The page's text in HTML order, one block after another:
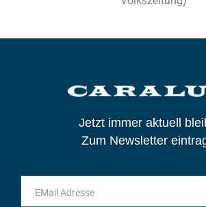
Jetzt immer aktuell
Zum Newsletter